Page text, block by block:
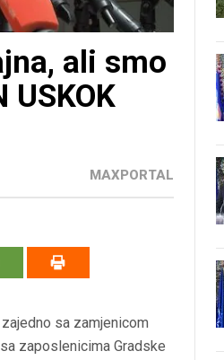
ali smo
MAXPORTAL
sa zamjenicom
zaposlenicima Gradske